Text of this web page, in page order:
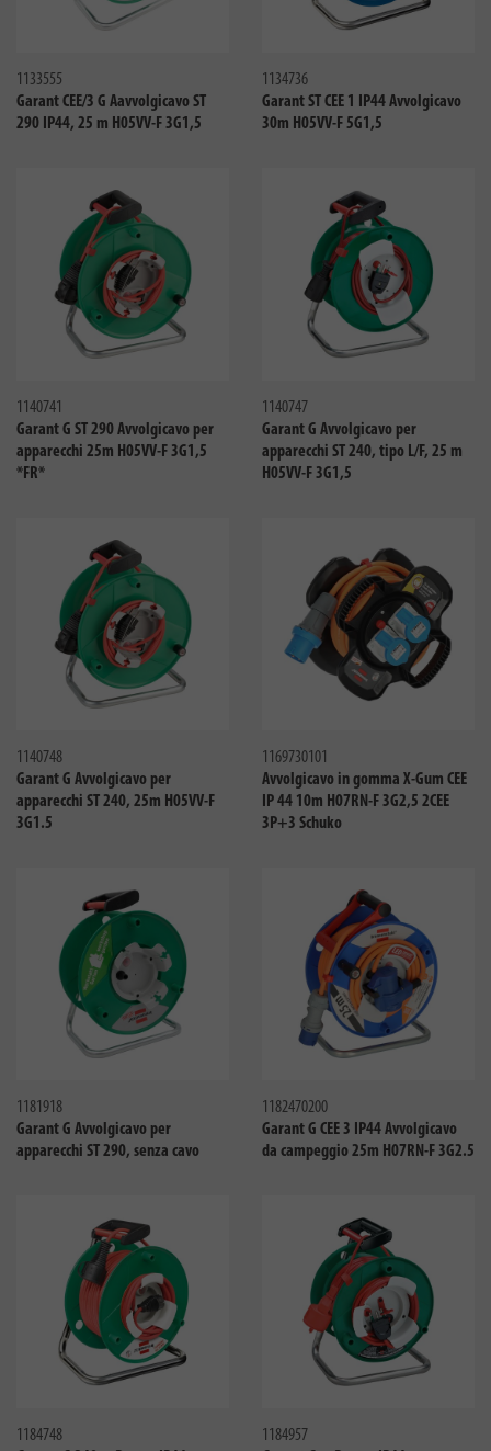
1133555
Garant CEE/3 G Aavvolgicavo ST
290 IP44, 25 m H05VV-F 3G1,5
1134736
Garant ST CEE 1 IP44 Avvolgicavo
30m H05VV-F 5G1,5
1140741
Garant G ST 290 Avvolgicavo per
apparecchi 25m H05VV-F 3G1,5
*FR*
1140747
Garant G Avvolgicavo per
apparecchi ST 240, tipo L/F, 25 m
H05VV-F 3G1,5
1140748
Garant G Avvolgicavo per
apparecchi ST 240, 25m H05VV-F
3G1.5
1169730101
Avvolgicavo in gomma X-Gum CEE
IP 44 10m H07RN-F 3G2,5 2CEE
3P+3 Schuko
1181918
Garant G Avvolgicavo per
apparecchi ST 290, senza cavo
1182470200
Garant G CEE 3 IP44 Avvolgicavo
da campeggio 25m H07RN-F 3G2.5
1184748
1184957